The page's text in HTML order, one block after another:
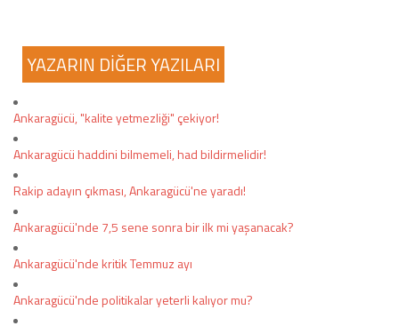
YAZARIN DİĞER YAZILARI
Ankaragücü, "kalite yetmezliği" çekiyor!
Ankaragücü haddini bilmemeli, had bildirmelidir!
Rakip adayın çıkması, Ankaragücü'ne yaradı!
Ankaragücü'nde 7,5 sene sonra bir ilk mi yaşanacak?
Ankaragücü'nde kritik Temmuz ayı
Ankaragücü'nde politikalar yeterli kalıyor mu?